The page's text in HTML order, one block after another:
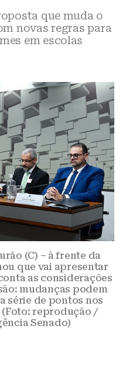
que muda o
novas regras para
em escolas
(C) – à frente da
que vai apresentar
as considerações
mudanças podem
série de pontos nos
reprodução /
Senado)